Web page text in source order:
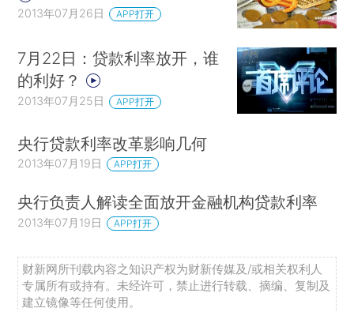
2013年07月26日 APP打开
7月22日：贷款利率放开，谁
的利好？
2013年07月25日 APP打开
央行贷款利率改革影响几何
2013年07月19日 APP打开
央行负责人解读全面放开金融机构贷款利率
2013年07月19日 APP打开
财新网所刊载内容之知识产权为财新传媒及/或相关权利人
专属所有或持有。未经许可，禁止进行转载、摘编、复制及
建立镜像等任何使用。